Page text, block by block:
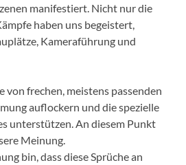
manifestiert. Nicht nur die
haben uns begeistert,
Kameraführung und
von frechen, meistens passenden
auflockern und die spezielle
unterstützen. An diesem Punkt
Meinung.
bin, dass diese Sprüche an